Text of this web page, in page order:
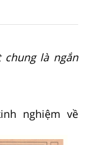
là ngắn
nghiệm về